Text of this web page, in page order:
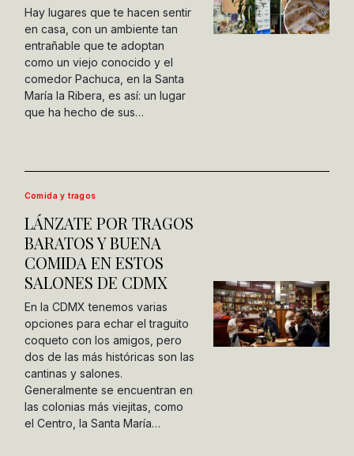
Hay lugares que te hacen sentir
en casa, con un ambiente tan
entrañable que te adoptan
como un viejo conocido y el
comedor Pachuca, en la Santa
María la Ribera, es así: un lugar
que ha hecho de sus…
Comida y tragos
LÁNZATE POR TRAGOS
BARATOS Y BUENA
COMIDA EN ESTOS
SALONES DE CDMX
En la CDMX tenemos varias
opciones para echar el traguito
coqueto con los amigos, pero
dos de las más históricas son las
cantinas y salones.
Generalmente se encuentran en
las colonias más viejitas, como
el Centro, la Santa María…